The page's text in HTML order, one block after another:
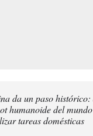
da un paso
humanoide del
tareas domésticas